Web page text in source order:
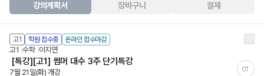
강의계획서 장바구니 결제
고1 학원 접수중 온라인 접수마감
고1 수학 이지연
[특강][고1] 썸머 대수 3주 단기특강
OT
7월 21일(화) 개강